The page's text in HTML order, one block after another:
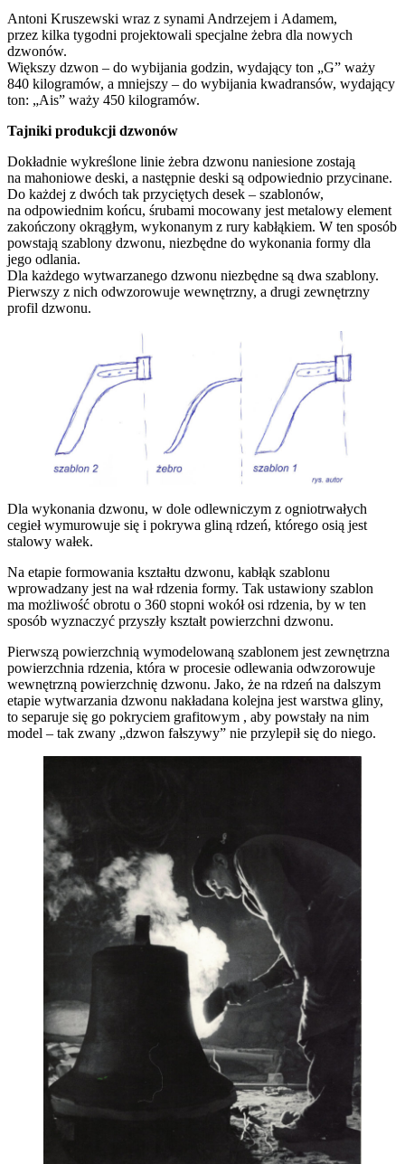
Antoni Kruszewski wraz z synami Andrzejem i Adamem,
przez kilka tygodni projektowali specjalne żebra dla nowych
dzwonów.
Większy dzwon – do wybijania godzin, wydający ton „G” waży
840 kilogramów, a mniejszy – do wybijania kwadransów, wydający
ton: „Ais” waży 450 kilogramów.
Tajniki produkcji dzwonów
Dokładnie wykreślone linie żebra dzwonu naniesione zostają
na mahoniowe deski, a następnie deski są odpowiednio przycinane.
Do każdej z dwóch tak przyciętych desek – szablonów,
na odpowiednim końcu, śrubami mocowany jest metalowy element
zakończony okrągłym, wykonanym z rury kabłąkiem. W ten sposób
powstają szablony dzwonu, niezbędne do wykonania formy dla
jego odlania.
Dla każdego wytwarzanego dzwonu niezbędne są dwa szablony.
Pierwszy z nich odwzorowuje wewnętrzny, a drugi zewnętrzny
profil dzwonu.
Dla wykonania dzwonu, w dole odlewniczym z ogniotrwałych
cegieł wymurowuje się i pokrywa gliną rdzeń, którego osią jest
stalowy wałek.
Na etapie formowania kształtu dzwonu, kabłąk szablonu
wprowadzany jest na wał rdzenia formy. Tak ustawiony szablon
ma możliwość obrotu o 360 stopni wokół osi rdzenia, by w ten
sposób wyznaczyć przyszły kształt powierzchni dzwonu.
Pierwszą powierzchnią wymodelowaną szablonem jest zewnętrzna
powierzchnia rdzenia, która w procesie odlewania odwzorowuje
wewnętrzną powierzchnię dzwonu. Jako, że na rdzeń na dalszym
etapie wytwarzania dzwonu nakładana kolejna jest warstwa gliny,
to separuje się go pokryciem grafitowym , aby powstały na nim
model – tak zwany „dzwon fałszywy” nie przylepił się do niego.